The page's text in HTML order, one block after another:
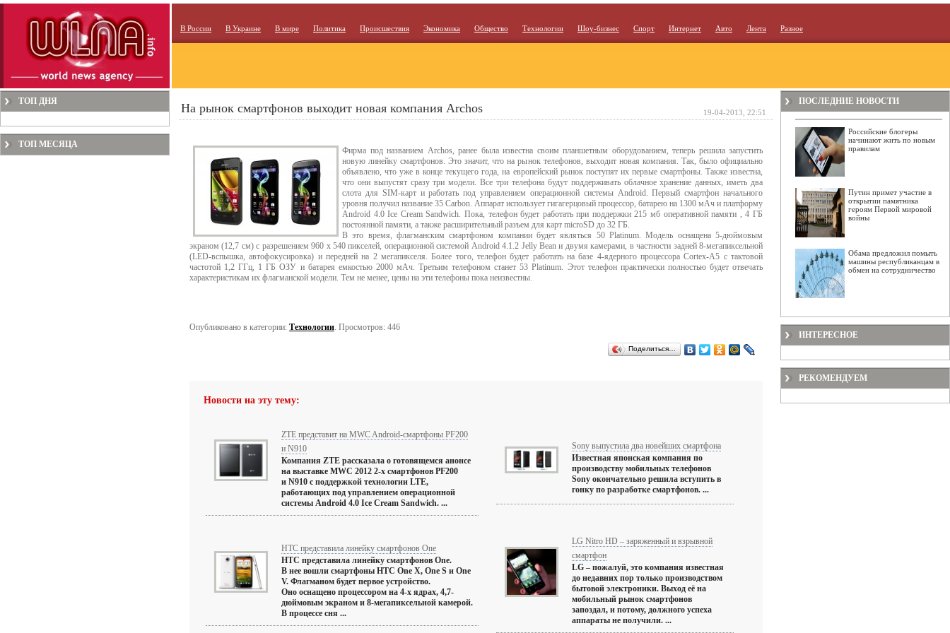
В России В Украине В мире Политика Происшествия Экономика Общество Технологии Шоу-бизнес Спорт Интернет Авто Лента Разное
ТОП ДНЯ
ТОП МЕСЯЦА
На рынок смартфонов выходит новая компания Archos
Фирма под названием Archos, ранее была известна своим планшетным оборудованием, теперь решила запустить
новую линейку смартфонов. Это значит, что на рынок телефонов, выходит новая компания. Так, было официально
объявлено, что уже в конце текущего года, на европейский рынок поступят их первые смартфоны. Также известна,
что они выпустят сразу три модели. Все три телефона будут поддерживать облачное хранение данных, иметь два
слота для SIM-карт и работать под управлением операционной системы Android. Первый смартфон начального
уровня получил название 35 Carbon. Аппарат использует гигагерцовый процессор, батарею на 1300 мАч и платформу
Android 4.0 Ice Cream Sandwich. Пока, телефон будет работать при поддержки 215 мб оперативной памяти , 4 ГБ
постоянной памяти, а также расширительный разъем для карт microSD до 32 ГБ.
В это время, флагманским смартфоном компании будет являться 50 Platinum. Модель оснащена 5-дюймовым
экраном (12,7 см) с разрешением 960 x 540 пикселей, операционной системой Android 4.1.2 Jelly Bean и двумя камерами, в частности задней 8-мегапиксельной
(LED-вспышка, автофокусировка) и передней на 2 мегапикселя. Более того, телефон будет работать на базе 4-ядерного процессора Cortex-A5 с тактовой
частотой 1,2 ГГц, 1 ГБ ОЗУ и батарея емкостью 2000 мАч. Третьим телефоном станет 53 Platinum. Этот телефон практически полностью будет отвечать
характеристикам их флагманской модели. Тем не менее, цены на эти телефоны пока неизвестны.
Опубликовано в категории: Технологии. Просмотров: 446
Поделиться…
Новости на эту тему:
ZTE представит на MWC Android-смартфоны PF200
и N910
Компания ZTE рассказала о готовящемся анонсе
на выставке MWC 2012 2-х смартфонов PF200
и N910 с поддержкой технологии LTE,
работающих под управлением операционной
системы Android 4.0 Ice Cream Sandwich. ...
Sony выпустила два новейших смартфона
Известная японская компания по
производству мобильных телефонов
Sony окончательно решила вступить в
гонку по разработке смартфонов. ...
HTC представила линейку смартфонов One
HTC представила линейку смартфонов One.
В нее вошли смартфоны HTC One X, One S и One
V. Флагманом будет первое устройство.
Оно оснащено процессором на 4-х ядрах, 4,7-
дюймовым экраном и 8-мегапиксельной камерой.
В процессе сня ...
LG Nitro HD – заряженный и взрывной
смартфон
LG – пожалуй, это компания известная
до недавних пор только производством
бытовой электроники. Выход её на
мобильный рынок смартфонов
запоздал, и потому, должного успеха
аппараты не получили. ...
19-04-2013, 22:51
ПОСЛЕДНИЕ НОВОСТИ
Российские блогеры
начинают жить по новым
правилам
Путин примет участие в
открытии памятника
героям Первой мировой
войны
Обама предложил помыть
машины республиканцам в
обмен на сотрудничество
ИНТЕРЕСНОЕ
РЕКОМЕНДУЕМ